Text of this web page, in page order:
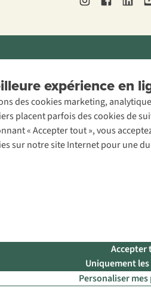
expérience en
des cookies marketing,
placent parfois des cookies de
« Accepter tout », vous
sur notre site Internet pour une
Accepter
Uniquement
Personaliser